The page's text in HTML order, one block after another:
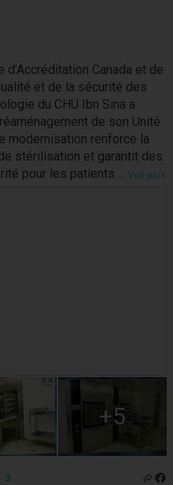
Canada et de
et de la sécurité des
du CHU Ibn Sina a
de son Unité
modernisation renforce la
stérilisation et garantit des
pour les patients ... Voir plus
+5
3